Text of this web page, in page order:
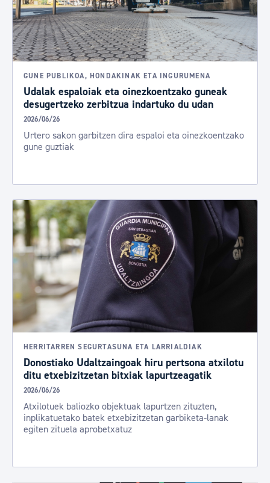
GUNE PUBLIKOA, HONDAKINAK ETA INGURUMENA
Udalak espaloiak eta oinezkoentzako guneak
desugertzeko zerbitzua indartuko du udan
2026/06/26
Urtero sakon garbitzen dira espaloi eta oinezkoentzako
gune guztiak
HERRITARREN SEGURTASUNA ETA LARRIALDIAK
Donostiako Udaltzaingoak hiru pertsona atxilotu
ditu etxebizitzetan bitxiak lapurtzeagatik
2026/06/26
Atxilotuek baliozko objektuak lapurtzen zituzten,
inplikatuetako batek etxebizitzetan garbiketa-lanak
egiten zituela aprobetxatuz